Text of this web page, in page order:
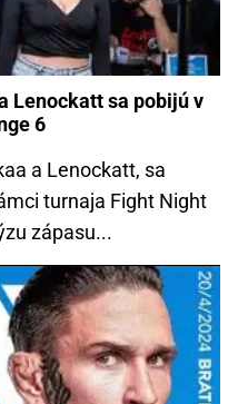
Lenockatt sa pobijú v
6
a Lenockatt, sa
turnaja Fight Night
zápasu...